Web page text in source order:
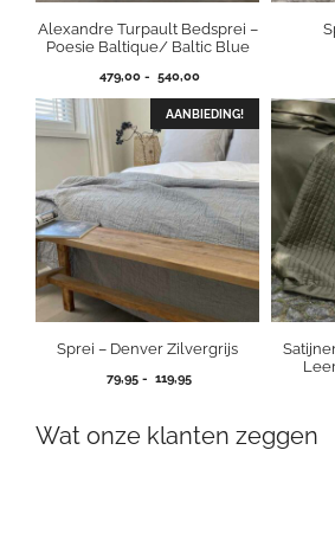
Alexandre Turpault Bedsprei –
Poesie Baltique/ Baltic Blue
479,00 - 540,00Prijsklasse:
tot
540,00
AANBIEDING!
Sprei – Denver Zilvergrijs
79,95 - 119,95Prijsklasse:
119,95
Wat onze klanten zeggen